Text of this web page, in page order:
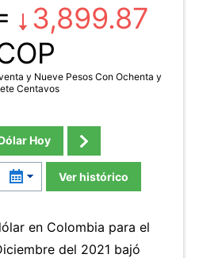
3,899.87
y Nueve Pesos Con Ochenta y
Centavos
Hoy
Ver histórico
en Colombia para el
del 2021 bajó